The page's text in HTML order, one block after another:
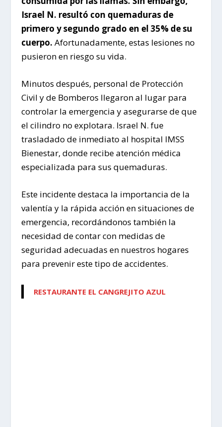
Israel N. resultó con quemaduras de
primero y segundo grado en el 35% de su
cuerpo. Afortunadamente, estas lesiones no
pusieron en riesgo su vida.
Minutos después, personal de Protección
Civil y de Bomberos llegaron al lugar para
controlar la emergencia y asegurarse de que
el cilindro no explotara. Israel N. fue
trasladado de inmediato al hospital IMSS
Bienestar, donde recibe atención médica
especializada para sus quemaduras.
Este incidente destaca la importancia de la
valentía y la rápida acción en situaciones de
emergencia, recordándonos también la
necesidad de contar con medidas de
seguridad adecuadas en nuestros hogares
para prevenir este tipo de accidentes.
RESTAURANTE EL CANGREJITO AZUL